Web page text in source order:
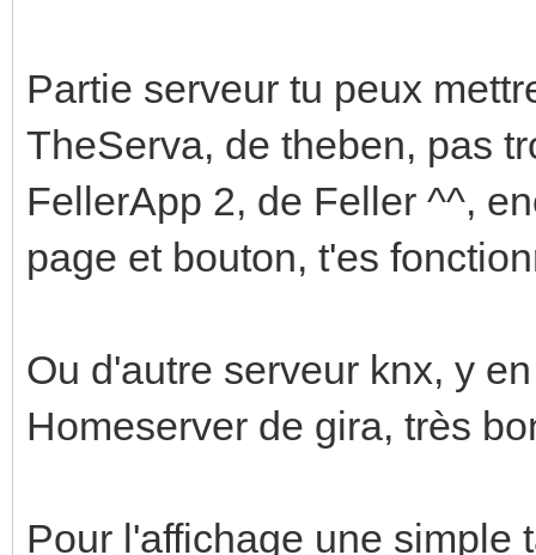
Partie serveur tu peux
TheServa, de theben, pas
FellerApp 2, de Feller ^^,
page et bouton, t'es
Ou d'autre serveur knx, y
Homeserver de gira, très
Pour l'affichage une simple